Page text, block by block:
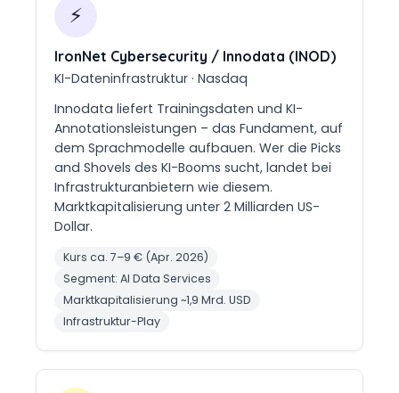
⚡
IronNet Cybersecurity / Innodata (INOD)
KI-Dateninfrastruktur · Nasdaq
Innodata liefert Trainingsdaten und KI-
Annotationsleistungen – das Fundament, auf
dem Sprachmodelle aufbauen. Wer die Picks
and Shovels des KI-Booms sucht, landet bei
Infrastrukturanbietern wie diesem.
Marktkapitalisierung unter 2 Milliarden US-
Dollar.
Kurs ca. 7–9 € (Apr. 2026)
Segment: AI Data Services
Marktkapitalisierung ~1,9 Mrd. USD
Infrastruktur-Play